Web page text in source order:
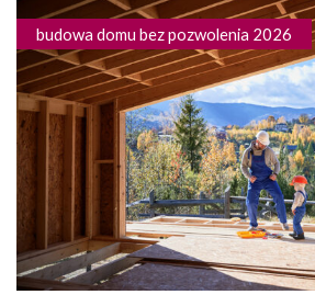
budowa domu bez pozwolenia 2026